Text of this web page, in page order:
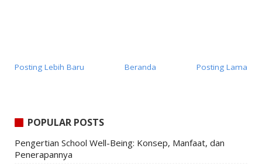
Posting Lebih Baru Posting Lama
Beranda
POPULAR POSTS
Pengertian School Well-Being: Konsep, Manfaat, dan
Penerapannya